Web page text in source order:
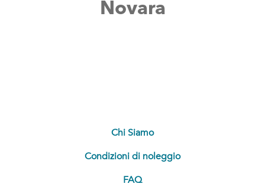
Novara
Chi Siamo
Condizioni di noleggio
FAQ